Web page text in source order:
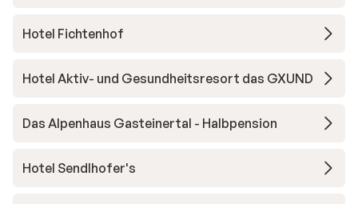
Hotel Fichtenhof
Hotel Aktiv- und Gesundheitsresort das GXUND
Das Alpenhaus Gasteinertal - Halbpension
Hotel Sendlhofer's